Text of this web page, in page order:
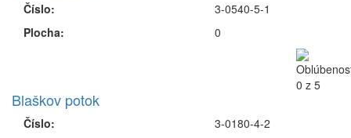
Číslo:
Plocha:
3-0540-5-1
0
Blaškov potok
Číslo:
3-0180-4-2